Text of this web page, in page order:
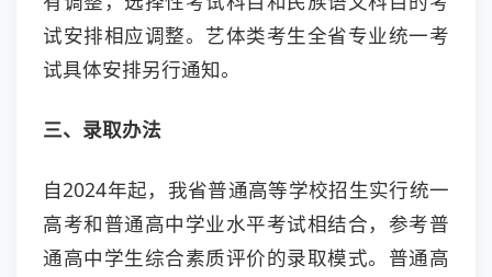
试安排相应调整。艺体类考生全省专业统一考
试具体安排另行通知。
三、录取办法
自2024年起，我省普通高等学校招生实行统一
高考和普通高中学业水平考试相结合，参考普
通高中学生综合素质评价的录取模式。普通高